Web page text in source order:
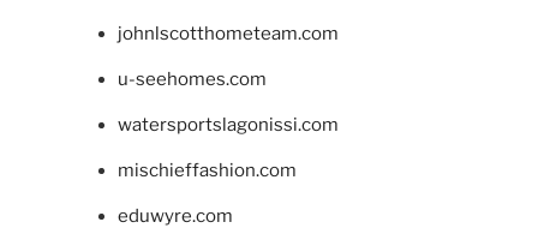
johnlscotthometeam.com
u-seehomes.com
watersportslagonissi.com
mischieffashion.com
eduwyre.com